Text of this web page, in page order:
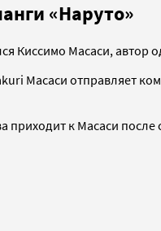
«Наруто»
Киссимо Масаси, автор
Масаси отправляет
приходит к Масаси